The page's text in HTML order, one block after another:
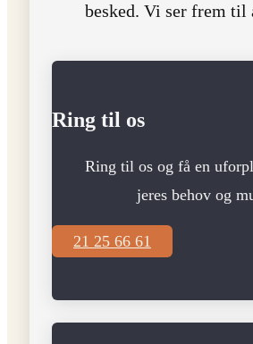
besked. Vi ser frem til
Ring til os
Ring til os og få en
jeres behov og
21 25 66 61